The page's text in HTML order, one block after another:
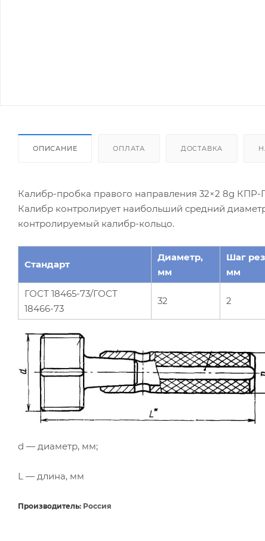
ОПИСАНИЕ ОПЛАТА ДОСТАВКА
Калибр-пробка правого направления 32×2 8g КПР-
Калибр контролирует наибольший средний
контролируемый калибр-кольцо.
Стандарт
Диаметр,
мм
Шаг
мм
ГОСТ 18465-73/ГОСТ
18466-73
32 2
d — диаметр, мм;
L — длина, мм
Производитель: Россия